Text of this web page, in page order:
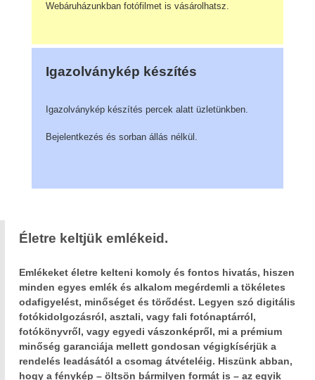
Webáruházunkban fotófilmet is vásárolhatsz.
Igazolványkép készítés
Igazolványkép készítés percek alatt üzletünkben.
Bejelentkezés és sorban állás nélkül.
Életre keltjük emlékeid.
Emlékeket életre kelteni komoly és fontos hivatás, hiszen
minden egyes emlék és alkalom megérdemli a tökéletes
odafigyelést, minőséget és törődést. Legyen szó digitális
fotókidolgozásról, asztali, vagy fali fotónaptárról,
fotókönyvről, vagy egyedi vászonképről, mi a prémium
minőség garanciája mellett gondosan végigkísérjük a
rendelés leadásától a csomag átvételéig. Hiszünk abban,
hogy a fénykép – öltsön bármilyen formát is – az egyik